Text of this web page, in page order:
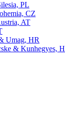
PL
CZ
AT
Umag, HR
& Kunhegyes,